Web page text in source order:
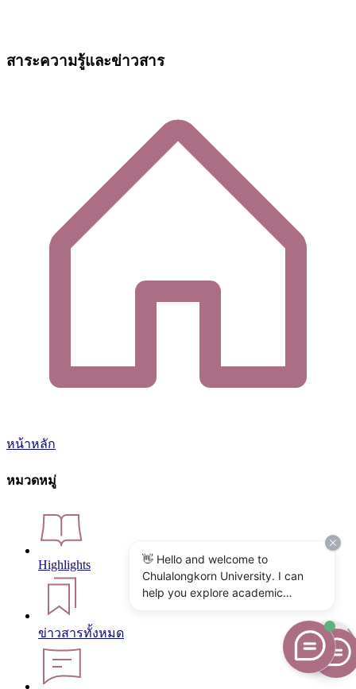
สาระความรู้และข่าวสาร
หน้าหลัก
หมวดหมู่
Highlights
ข่าวสารทั้งหมด
👋 Hello and welcome to
Chulalongkorn University. I can
help you explore academic